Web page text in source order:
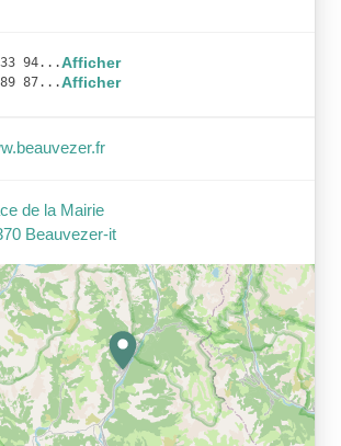
94...Afficher
87...Afficher
de la Mairie
Beauvezer-it